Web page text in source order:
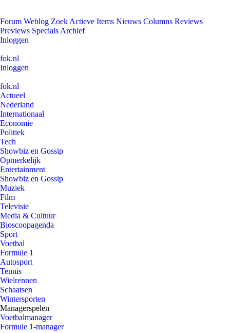
Forum Weblog Zoek Actieve Items Nieuws Columns Reviews
Previews Specials Archief
Inloggen
fok.nl
Inloggen
fok.nl
Actueel
Nederland
Internationaal
Economie
Politiek
Tech
Showbiz en Gossip
Opmerkelijk
Entertainment
Showbiz en Gossip
Muziek
Film
Televisie
Media & Cultuur
Bioscoopagenda
Sport
Voetbal
Formule 1
Autosport
Tennis
Wielrennen
Schaatsen
Wintersporten
Managerspelen
Voetbalmanager
Formule 1-manager